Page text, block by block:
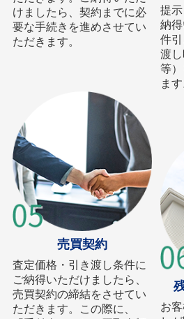
けましたら、契約までに必
要な手続きを進めさせてい
ただきます。
提
納
件
渡
等
ます
売買契約
査定価格・引き渡し条件に
ご納得いただけましたら、
売買契約の締結をさせてい
ただきます。この際に、
お